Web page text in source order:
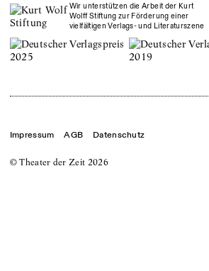
Wir unterstützen die Arbeit der Kurt
Wolff Stiftung zur Förderung einer
vielfältigen Verlags- und Literaturszene
© Theater der Zeit 2026
Impressum AGB Datenschutz